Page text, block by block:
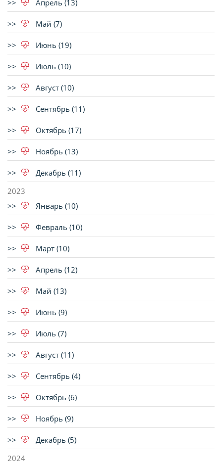
Апрель (13)
Май (7)
Июнь (19)
Июль (10)
Август (10)
Сентябрь (11)
Октябрь (17)
Ноябрь (13)
Декабрь (11)
2023
Январь (10)
Февраль (10)
Март (10)
Апрель (12)
Май (13)
Июнь (9)
Июль (7)
Август (11)
Сентябрь (4)
Октябрь (6)
Ноябрь (9)
Декабрь (5)
2024